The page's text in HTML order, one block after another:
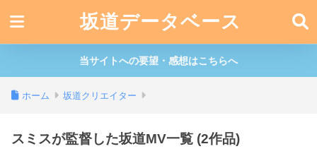
坂道データベース
当サイトへの要望・感想はこちらへ
ホーム 坂道クリエイター
スミスが監督した坂道MV一覧 (2作品)